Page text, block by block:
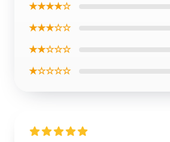
★★★★☆
★★★☆☆
★★☆☆☆
★☆☆☆☆